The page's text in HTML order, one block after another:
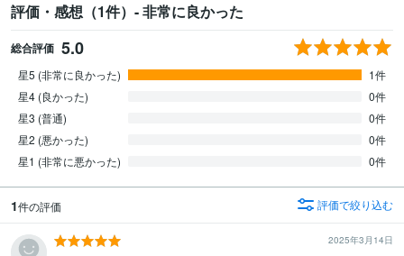
評価・感想（1件）- 非常に良かった
総合評価 5.0
星5 (非常に良かった)
1件
星4 (良かった)
0件
星3 (普通)
0件
星2 (悪かった)
0件
星1 (非常に悪かった)
0件
1件の評価 評価で絞り込む
2025年3月14日